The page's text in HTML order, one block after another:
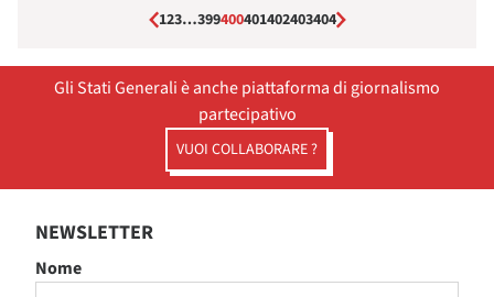
123…399400401402403404
Gli Stati Generali è anche piattaforma di giornalismo
partecipativo
VUOI COLLABORARE ?
NEWSLETTER
Nome